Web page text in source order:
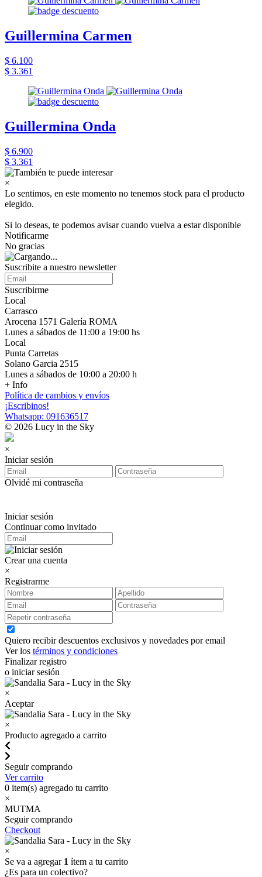
Guillermina Carmen
$ 6.100
$ 3.361
Guillermina Onda
$ 6.900
$ 3.361
×
Lo sentimos, en este momento no tenemos stock para el producto
elegido.
Si lo deseas, te podemos avisar cuando vuelva a estar disponible
Notificarme
No gracias
Suscribite a nuestro newsletter
Suscribirme
Local
Carrasco
Arocena 1571 Galería ROMA
Lunes a sábados de 11:00 a 19:00 hs
Local
Punta Carretas
Solano Garcia 2515
Lunes a sábados de 10:00 a 20:00 h
+ Info
Política de cambios y envíos
¡Escribinos!
Whatsapp: 091636517
© 2026 Lucy in the Sky
×
Iniciar sesión
Olvidé mi contraseña
Iniciar sesión
Continuar como invitado
Crear una cuenta
×
Registrarme
Quiero recibir descuentos exclusivos y novedades por email
Ver los términos y condiciones
Finalizar registro
o iniciar sesión
×
Aceptar
×
Producto agregado a carrito
Seguir comprando
Ver carrito
0 item(s) agregado tu carrito
×
MUTMA
Seguir comprando
Checkout
×
Se va a agregar 1 ítem a tu carrito
¿Es para un colectivo?